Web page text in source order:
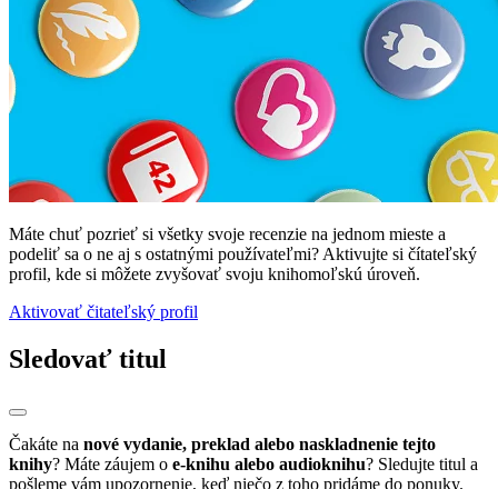
Máte chuť pozrieť si všetky svoje recenzie na jednom mieste a
podeliť sa o ne aj s ostatnými používateľmi? Aktivujte si čítateľský
profil, kde si môžete zvyšovať svoju knihomoľskú úroveň.
Aktivovať čitateľský profil
Sledovať titul
Čakáte na nové vydanie, preklad alebo naskladnenie tejto
knihy? Máte záujem o e-knihu alebo audioknihu? Sledujte titul a
pošleme vám upozornenie, keď niečo z toho pridáme do ponuky.